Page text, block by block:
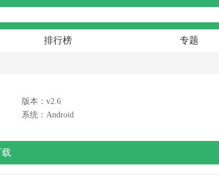
排行榜 专题
版本：v2.6
系统：Android